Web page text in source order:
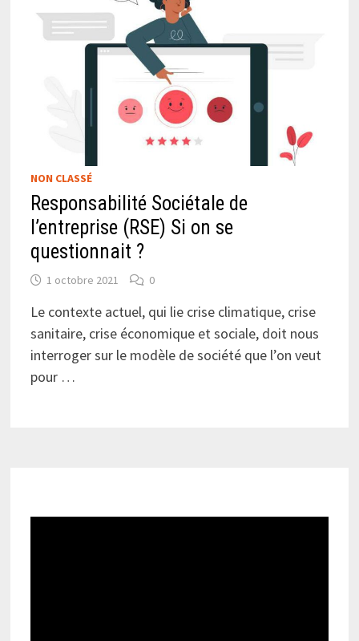
NON CLASSÉ
Responsabilité Sociétale de
l’entreprise (RSE) Si on se
questionnait ?
1 octobre 2021 0
Le contexte actuel, qui lie crise climatique, crise
sanitaire, crise économique et sociale, doit nous
interroger sur le modèle de société que l’on veut
pour …